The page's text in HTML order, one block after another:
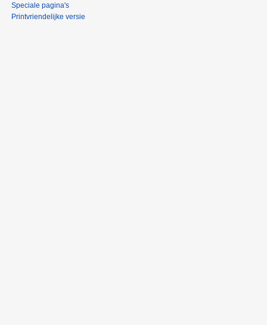
Speciale pagina's
Printvriendelijke versie